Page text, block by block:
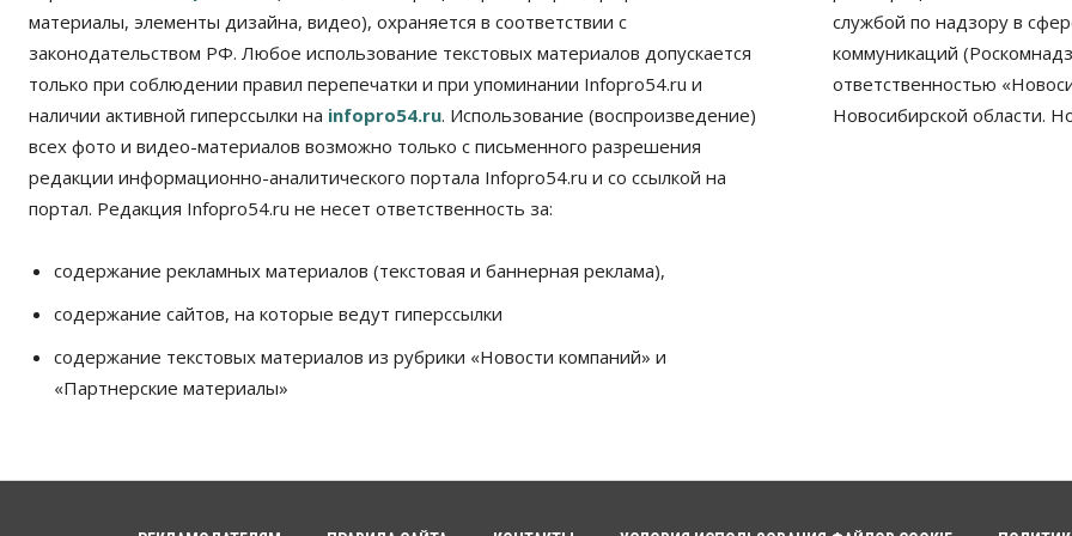
материалы, элементы дизайна, видео), охраняется в соответствии с
законодательством РФ. Любое использование текстовых материалов допускается
только при соблюдении правил перепечатки и при упоминании Infopro54.ru и
наличии активной гиперссылки на infopro54.ru. Использование (воспроизведение)
всех фото и видео-материалов возможно только с письменного разрешения
редакции информационно-аналитического портала Infopro54.ru и со ссылкой на
портал. Редакция Infopro54.ru не несет ответственность за:
содержание рекламных материалов (текстовая и баннерная реклама),
содержание сайтов, на которые ведут гиперссылки
содержание текстовых материалов из рубрики «Новости компаний» и
«Партнерские материалы»
службой по надзору в
коммуникаций
ответственностью
Новосибирской области.